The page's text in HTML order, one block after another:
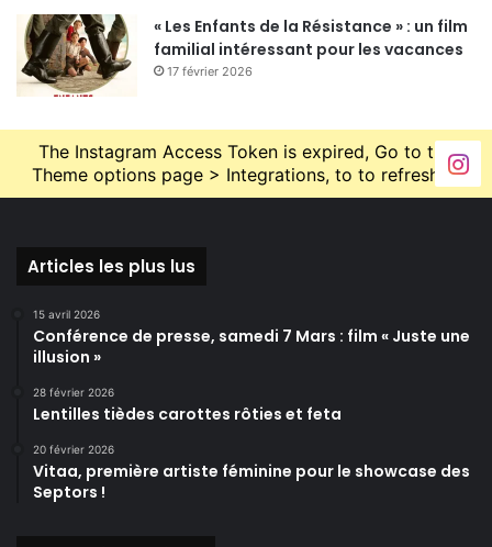
« Les Enfants de la Résistance » : un film
familial intéressant pour les vacances
17 février 2026
The Instagram Access Token is expired, Go to the
Theme options page > Integrations, to to refresh it.
Articles les plus lus
15 avril 2026
Conférence de presse, samedi 7 Mars : film « Juste une
illusion »
28 février 2026
Lentilles tièdes carottes rôties et feta
20 février 2026
Vitaa, première artiste féminine pour le showcase des
Septors !